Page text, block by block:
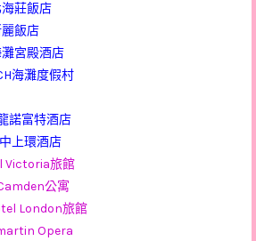
莊飯店
飯店
宮殿酒店
海灘度假村
諾富特酒店
上環酒店
Victoria旅館
公寓
London旅館
Opera